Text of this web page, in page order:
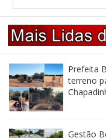
Prefeita
terreno
Gestão